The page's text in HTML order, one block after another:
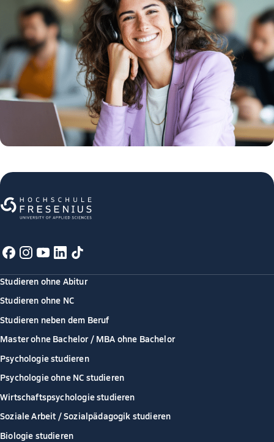
Studieren ohne Abitur
Studieren ohne NC
Studieren neben dem Beruf
Master ohne Bachelor / MBA ohne Bachelor
Psychologie studieren
Psychologie ohne NC studieren
Wirtschaftspsychologie studieren
Soziale Arbeit / Sozialpädagogik studieren
Biologie studieren